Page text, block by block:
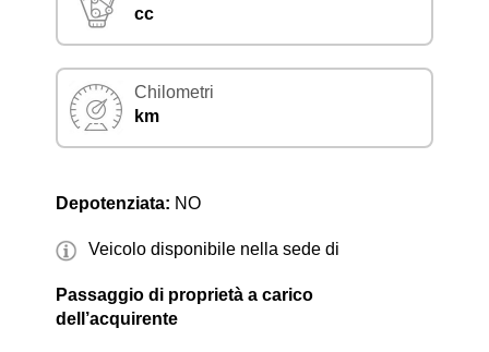
cc
Chilometri
km
Depotenziata: NO
Veicolo disponibile nella sede di
Passaggio di proprietà a carico
dell’acquirente